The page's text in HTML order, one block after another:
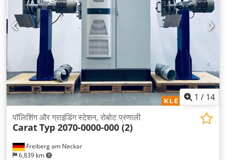
1 / 14
Freiberg am Neckar
6,839 km
पॉलिशिंग और ग्राइंडिंग स्टेशन, रोबोट प्रणाली
CaratTyp 2070-0000-000 (2)